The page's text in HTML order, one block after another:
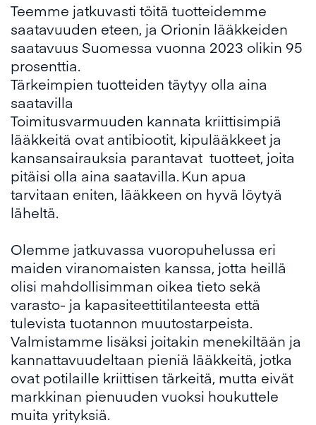
Teemme jatkuvasti töitä tuotteidemme
saatavuuden eteen, ja Orionin lääkkeiden
saatavuus Suomessa vuonna 2023 olikin 95
prosenttia.
Tärkeimpien tuotteiden täytyy olla aina
saatavilla
Toimitusvarmuuden kannata kriittisimpiä
lääkkeitä ovat antibiootit, kipulääkkeet ja
kansansairauksia parantavat tuotteet, joita
pitäisi olla aina saatavilla. Kun apua
tarvitaan eniten, lääkkeen on hyvä löytyä
läheltä.
Olemme jatkuvassa vuoropuhelussa eri
maiden viranomaisten kanssa, jotta heillä
olisi mahdollisimman oikea tieto sekä
varasto- ja kapasiteettitilanteesta että
tulevista tuotannon muutostarpeista.
Valmistamme lisäksi joitakin menekiltään ja
kannattavuudeltaan pieniä lääkkeitä, jotka
ovat potilaille kriittisen tärkeitä, mutta eivät
markkinan pienuuden vuoksi houkuttele
muita yrityksiä.